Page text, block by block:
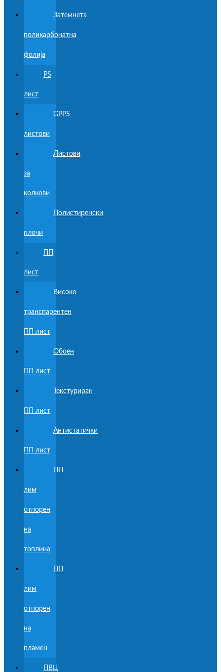
Затемнета
поликарбонатна
фолија
PS
лист
GPPS
листови
Листови
за
колкови
Полистиренски
плочи
лист
Високо
транспарентен
ПП лист
Обоен
ПП лист
Текстуриран
ПП лист
Антистатички
ПП лист
лим
отпорен
на
топлина
лим
отпорен
на
пламен
ПВЦ